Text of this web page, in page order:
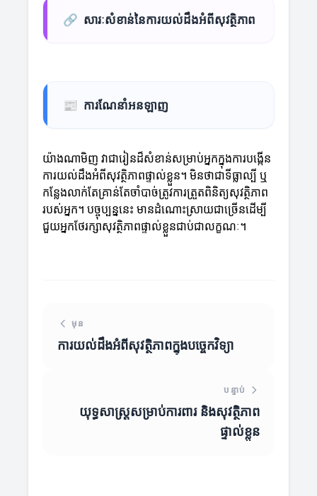
🔗 សារៈសំខាន់នៃការយល់ដឹងអំពីសុវត្ថិភាព
📰 ការណែនាំអនឡាញ
យ៉ាងណាមិញ វាជារៀនដ៏សំខាន់សម្រាប់អ្នកក្នុងការបង្កើន
ការយល់ដឹងអំពីសុវត្ថិភាពផ្ទាល់ខ្លួន។ មិនថាជាទីធ្លាល្បី ឬ
កន្លែងលាក់តែគ្រាន់តែចាំបាច់ត្រូវការត្រួតពិនិត្យសុវត្ថិភាព
របស់អ្នក។ បច្ចុប្បន្ននេះ មានដំណោះស្រាយជាច្រើនដើម្បី
ជួយអ្នកថែរក្សាសុវត្ថិភាពផ្ទាល់ខ្លួនជាប់ជាលក្ខណៈ។
មុន
ការយល់ដឹងអំពីសុវត្ថិភាពក្នុងបច្ចេកវិទ្យា
បន្ទាប់
យុទ្ធសាស្ត្រសម្រាប់ការពារ និងសុវត្ថិភាព
ផ្ទាល់ខ្លួន